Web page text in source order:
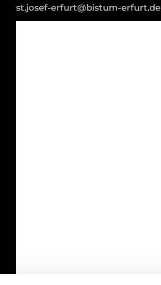
st.josef-erfurt@bistum-erfurt.de